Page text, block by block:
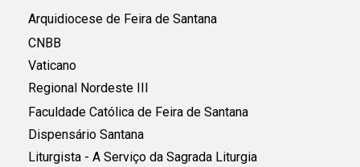
Arquidiocese de Feira de Santana
CNBB
Vaticano
Regional Nordeste III
Faculdade Católica de Feira de Santana
Dispensário Santana
Liturgista - A Serviço da Sagrada Liturgia